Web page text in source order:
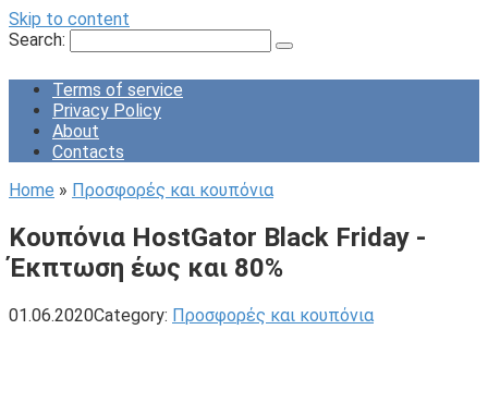
Skip to content
Search:
Terms of service
Privacy Policy
About
Contacts
Home » Προσφορές και κουπόνια
Κουπόνια HostGator Black Friday -
Έκπτωση έως και 80%
01.06.2020Category: Προσφορές και κουπόνια